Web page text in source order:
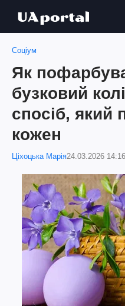
Соціум
Як
бузковий
спосіб, який
кожен
Ціхоцька Марія24.03.2026 14:16